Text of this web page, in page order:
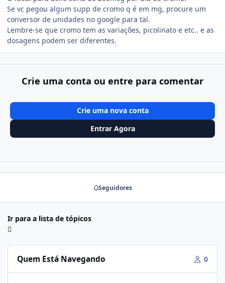
Se vc pegou algum supp de cromo q é em mg, procure um
conversor de unidades no google para tal.
Lembre-se que cromo tem as variações, picolinato e etc.. e as
dosagens podem ser diferentes.
Crie uma conta ou entre para comentar
Crie uma nova conta
Entrar Agora
Seguidores
Ir para a lista de tópicos
Quem Está Navegando 0